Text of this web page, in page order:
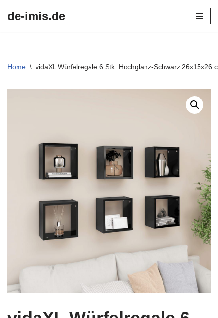
de-imis.de
Home \ vidaXL Würfelregale 6 Stk. Hochglanz-Schwarz 26x15x26